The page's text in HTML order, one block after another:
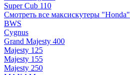
Super Cub 110
Смотреть все максискутеры "Honda"
BWS
Cygnus
Grand Majesty 400
Majesty 125
Majesty 155
Majesty 250